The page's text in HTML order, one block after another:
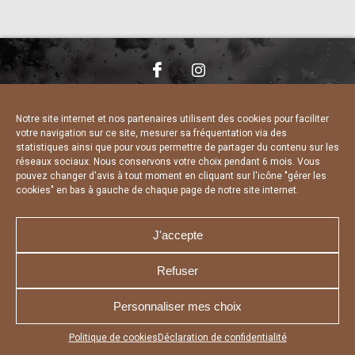
Notre site internet et nos partenaires utilisent des cookies pour faciliter
votre navigation sur ce site, mesurer sa fréquentation via des
statistiques ainsi que pour vous permettre de partager du contenu sur les
réseaux sociaux. Nous conservons votre choix pendant 6 mois. Vous
pouvez changer d'avis à tout moment en cliquant sur l'icône "gérer les
cookies" en bas à gauche de chaque page de notre site internet.
J'accepte
Refuser
Personnaliser mes choix
Politique de cookies Déclaration de confidentialité
Appuyez sur le bouton partager en bas de votre
CHARTE DE CONFIDENTIALITÉ
DÉCLARATION DE CONFIDENTIALITÉ
POLITIQUE D’UTILISATION DES COOKIES
RÉALISÉ PAR L’AGENCE WEB A3 WEB